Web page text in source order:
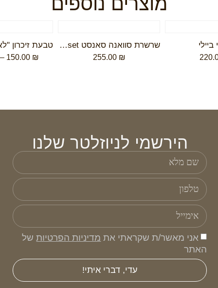
ביילי שרשרת סוואנה סאנסט savanna sunset
255.00 ₪
150.00 ₪
הירשמי לניוזלטר שלנו
אני מאשר/ת שקראתי את מדיניות הפרטיותשל
האתר
עדי, דברי איתי!